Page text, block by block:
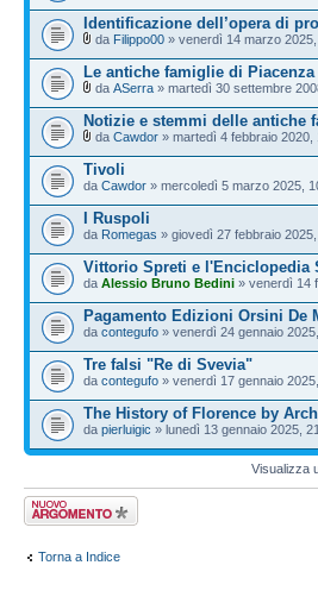
Identificazione dell’opera di
da Filippo00 » venerdì 14 marzo
Le antiche famiglie di
da ASerra » martedì 30 settembre
Notizie e stemmi delle antiche
da Cawdor » martedì 4 febbraio 2020,
Tivoli
da Cawdor » mercoledì 5 marzo 2025,
I Ruspoli
da Romegas » giovedì 27 febbraio
Vittorio Spreti e l'Enciclopedia
da Alessio Bruno Bedini » venerdì 14
Pagamento Edizioni Orsini De
da contegufo » venerdì 24 gennaio
Tre falsi "Re di Svevia"
da contegufo » venerdì 17 gennaio
The History of Florence by
da pierluigic » lunedì 13 gennaio 2025,
Visualizza
Scrivi un nuovo
argomento
Torna a Indice